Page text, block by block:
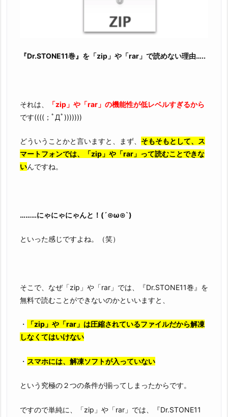
『Dr.STONE11巻』を「zip」や「rar」で読めない理由…..
それは、
「zip」や「rar」の機能性が低レベルすぎるから
です((((；ﾟДﾟ)))))))
どういうことかと言いますと、まず、 そもそもとして、ス
マートフォンでは、「zip」や「rar」って読むことできな
いんですね。
………にゃにゃにゃんと！(´⊙ω⊙`)
といった感じですよね。（笑）
そこで、なぜ「zip」や「rar」では、『Dr.STONE11巻』を
無料で読むことができないのかといいますと、
・
「zip」や「rar」は圧縮されているファイルだから解凍
しなくてはいけない
・ スマホには、解凍ソフトが入っていない
という究極の２つの条件が揃ってしまったからです。
ですので単純に、「zip」や「rar」では、『Dr.STONE11